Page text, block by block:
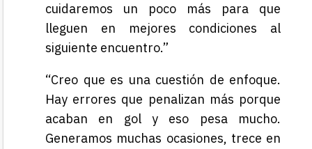
cuidaremos un poco más para que
lleguen en mejores condiciones al
siguiente encuentro.”
“Creo que es una cuestión de enfoque.
Hay errores que penalizan más porque
acaban en gol y eso pesa mucho.
Generamos muchas ocasiones, trece en